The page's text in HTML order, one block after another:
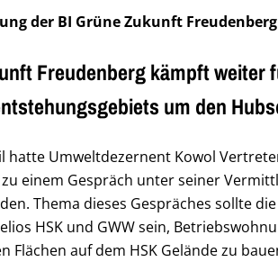
der BI Grüne Zukunft Freudenberg
Freudenberg kämpft weiter
um den
hatte Umweltdezernent Kowol
einem Gespräch unter seiner
Thema dieses Gespräches sollte
HSK und GWW sein,
Flächen auf dem HSK Gelände zu